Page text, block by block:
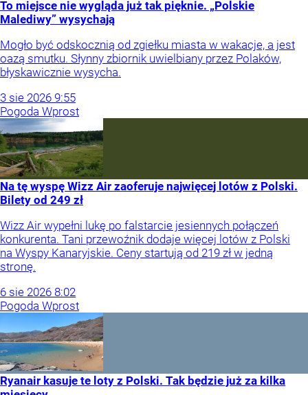
To miejsce nie wygląda już tak pięknie. „Polskie
Malediwy” wysychają
Mogło być odskocznią od zgiełku miasta w wakacje, a jest
oazą smutku. Słynny zbiornik uwielbiany przez Polaków,
błyskawicznie wysycha.
3 sie 2026 9:55
Pogoda Wprost
Na tę wyspę Wizz Air zaoferuje najwięcej lotów z Polski.
Bilety od 249 zł
Wizz Air wypełni lukę po falstarcie jesiennych połączeń
konkurenta. Tani przewoźnik dodaje więcej lotów z Polski
na Wyspy Kanaryjskie. Ceny startują od 219 zł w jedną
stronę.
6 sie 2026 8:02
Pogoda Wprost
Ryanair kasuje te loty z Polski. Tak będzie już za kilka